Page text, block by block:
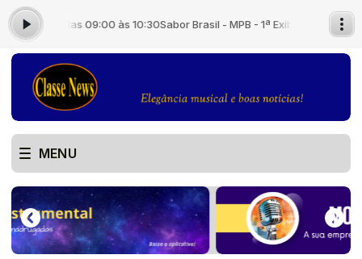
09:00 às 10:30 Sabor Brasil - MPB - 1ª Exibição - com Locutor Padrão
MENU